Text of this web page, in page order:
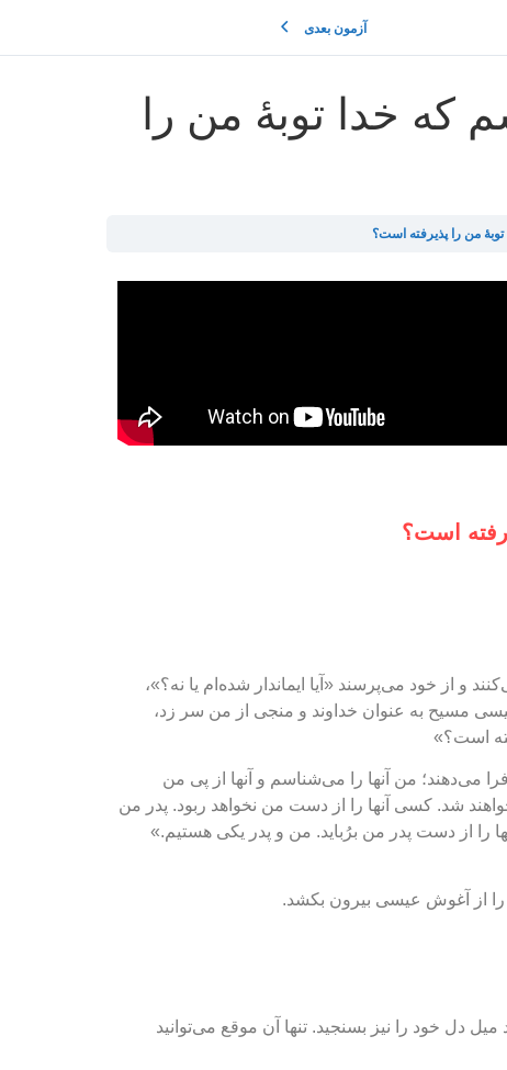
آزمون بعدی
که خدا توبهٔ من را
من را پذیرفته است؟
است؟
از خود می‌پرسند «آیا ایماندار شده‌ام یا نه؟»،
مسیح به عنوان خداوند و منجی از من سر زد،
است؟»
من آنها را می‌شناسم و آنها از پی من
شد. کسی آنها را از دست من نخواهد ربود. پدر من
را از دست پدر من برُباید. من و پدر یکی هستیم.»
را از آغوش عیسی بیرون بکشد.
دل خود را نیز بسنجید. تنها آن موقع می‌توانید